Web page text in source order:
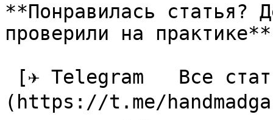
**Понравилась статья?
проверили на практике**
(https://t.me/